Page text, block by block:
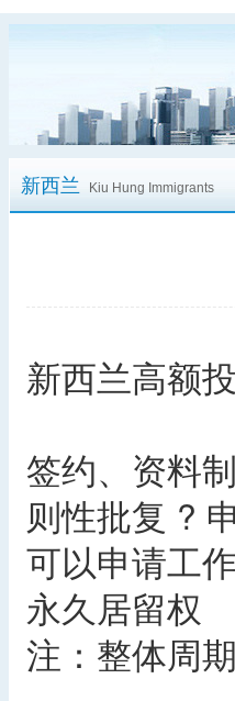
新西兰 Kiu Hung Immigrants
新西兰高额
签约、资料
则性批复 ?
可以申请工
永久居留权
注：整体周